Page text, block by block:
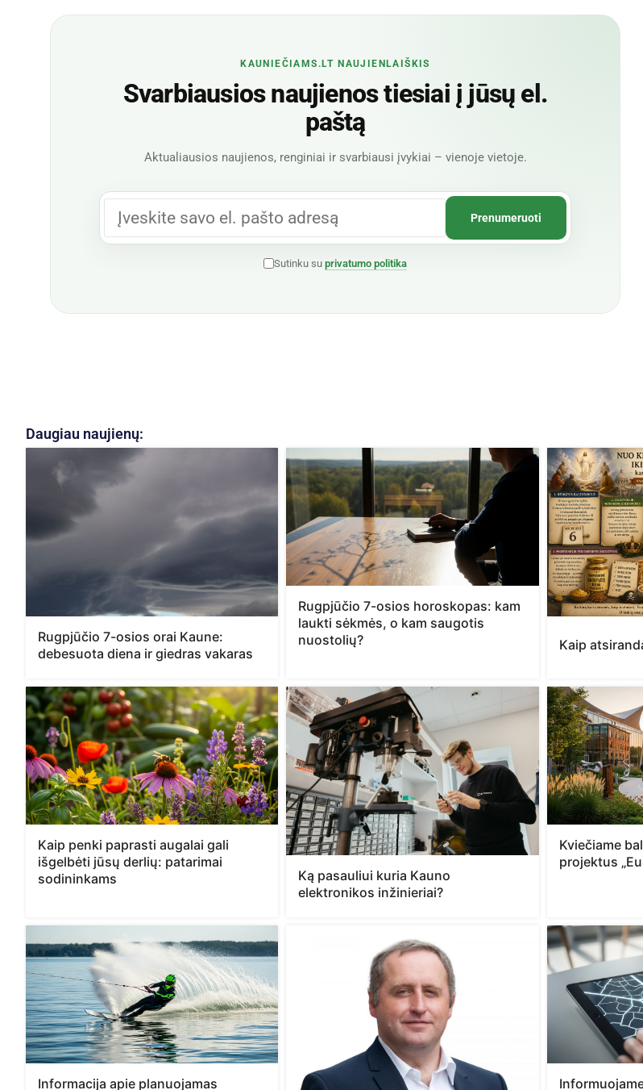
KAUNIEČIAMS.LT NAUJIENLAIŠKIS
Svarbiausios naujienos tiesiai į jūsų el.
paštą
Aktualiausios naujienos, renginiai ir svarbiausi įvykiai – vienoje vietoje.
Sutinku su privatumo politika
Daugiau naujienų:
Rugpjūčio 7-osios orai Kaune:
debesuota diena ir giedras vakaras
Rugpjūčio 7-osios horoskopas: kam
laukti sėkmės, o kam saugotis
nuostolių?
Kaip
Kaip penki paprasti augalai gali
išgelbėti jūsų derlių: patarimai
sodininkams
Ką pasauliui kuria Kauno
elektronikos inžinieriai?
Kviečiame
projektus
Informacija apie planuojamas